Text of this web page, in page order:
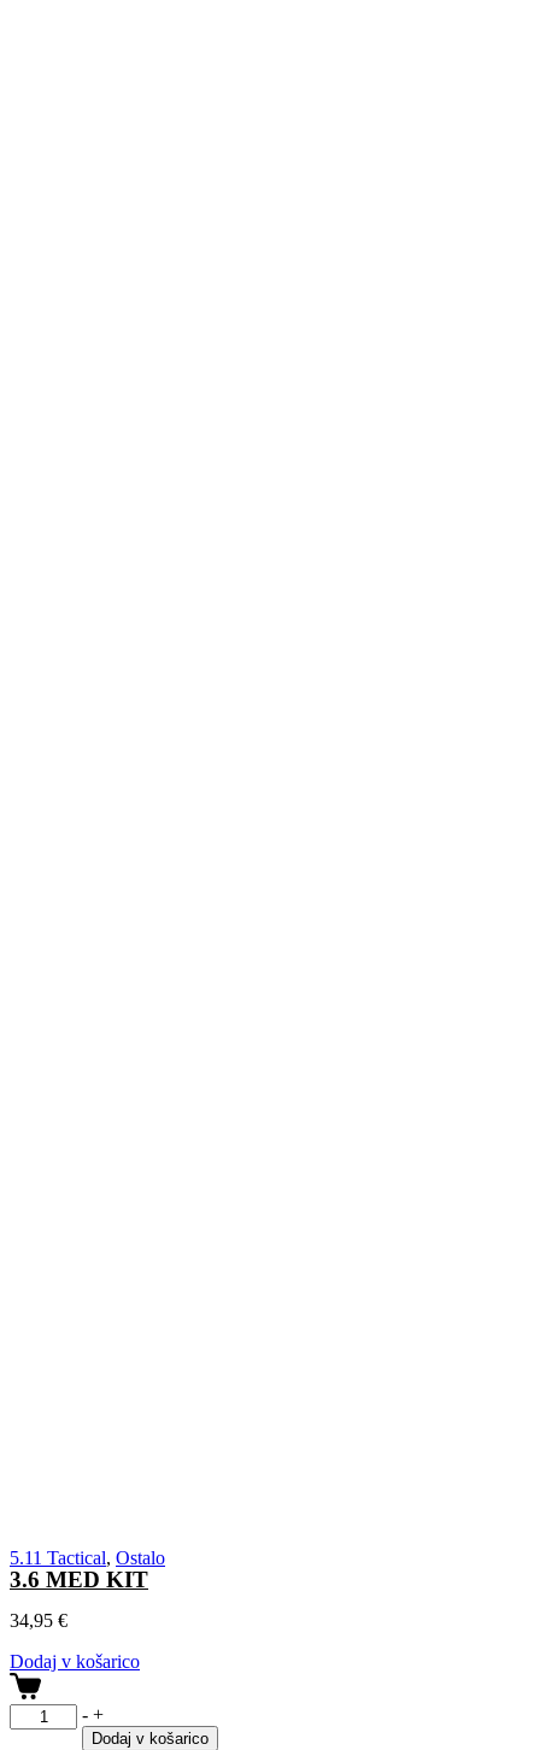
5.11 Tactical, Ostalo
3.6 MED KIT
34,95 €
Dodaj v košarico
-
MED
+
Dodaj v košarico